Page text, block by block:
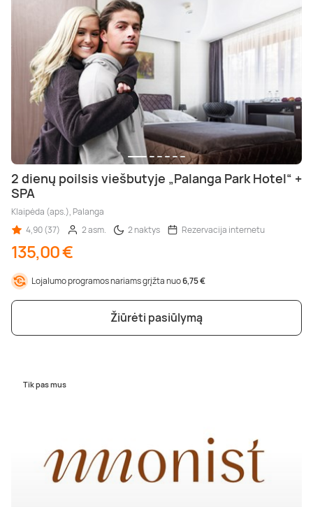
2 dienų poilsis viešbutyje „Palanga Park Hotel“ +
SPA
Klaipėda (aps.), Palanga
4,90 (37)
2 asm. 2 naktys Rezervacija internetu
135,00 €
Lojalumo programos nariams grįžta nuo6,75 €
Žiūrėti pasiūlymą
Tik pas mus